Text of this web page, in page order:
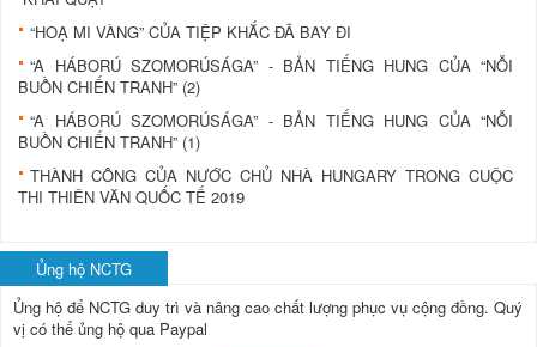
“HOẠ MI VÀNG” CỦA TIỆP KHẮC ĐÃ BAY ĐI
“A HÁBORÚ SZOMORÚSÁGA” - BẢN TIẾNG HUNG CỦA “NỖI
BUỒN CHIẾN TRANH” (2)
“A HÁBORÚ SZOMORÚSÁGA” - BẢN TIẾNG HUNG CỦA “NỖI
BUỒN CHIẾN TRANH” (1)
THÀNH CÔNG CỦA NƯỚC CHỦ NHÀ HUNGARY TRONG CUỘC
THI THIÊN VĂN QUỐC TẾ 2019
Ủng hộ NCTG
Ủng hộ để NCTG duy trì và nâng cao chất lượng phục vụ cộng đồng. Quý
vị có thể ủng hộ qua Paypal